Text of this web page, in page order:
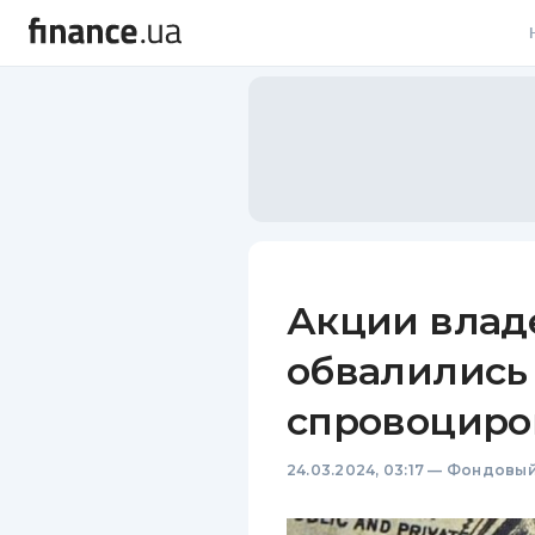
Акции
обвалились
24.03.2024, 03:17 —